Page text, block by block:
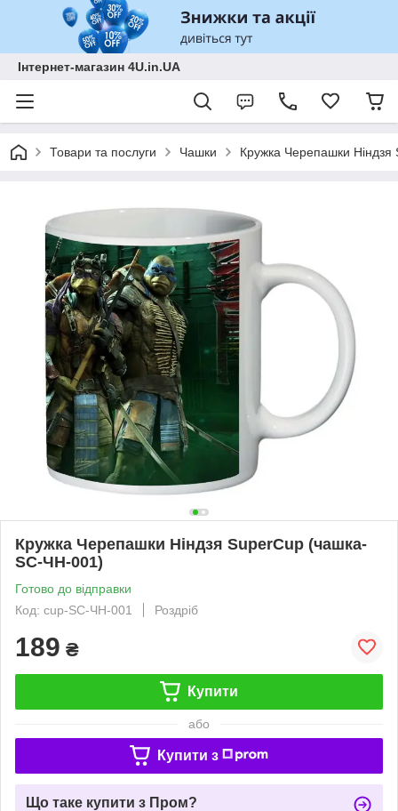
Інтернет-магазин 4U.in.UA
Товари та послуги Чашки Кружка Черепашки
Кружка Черепашки Ніндзя SuperCup (чашка-
SC-ЧН-001)
Готово до відправки
Код: cup-SC-ЧН-001
Роздріб
189 ₴
Купити
або
Купити з
Що таке купити з Пром?